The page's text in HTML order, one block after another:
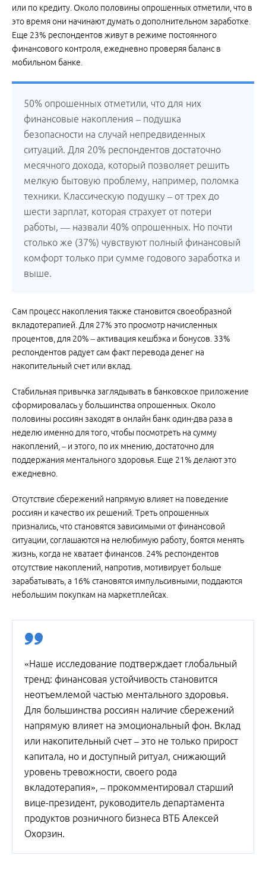
или по кредиту. Около половины опрошенных отметили, что в
это время они начинают думать о дополнительном заработке.
Еще 23% респондентов живут в режиме постоянного
финансового контроля, ежедневно проверяя баланс в
мобильном банке.
50% опрошенных отметили, что для них
финансовые накопления – подушка
безопасности на случай непредвиденных
ситуаций. Для 20% респондентов достаточно
месячного дохода, который позволяет решить
мелкую бытовую проблему, например, поломка
техники. Классическую подушку – от трех до
шести зарплат, которая страхует от потери
работы, — назвали 40% опрошенных. Но почти
столько же (37%) чувствуют полный финансовый
комфорт только при сумме годового заработка и
выше.
Сам процесс накопления также становится своеобразной
вкладотерапией. Для 27% это просмотр начисленных
процентов, для 20% – активация кешбэка и бонусов. 33%
респондентов радует сам факт перевода денег на
накопительный счет или вклад.
Стабильная привычка заглядывать в банковское приложение
сформировалась у большинства опрошенных. Около
половины россиян заходят в онлайн банк один-два раза в
неделю именно для того, чтобы посмотреть на сумму
накоплений, – и этого, по их мнению, достаточно для
поддержания ментального здоровья. Еще 21% делают это
ежедневно.
Отсутствие сбережений напрямую влияет на поведение
россиян и качество их решений. Треть опрошенных
признались, что становятся зависимыми от финансовой
ситуации, соглашаются на нелюбимую работу, боятся менять
жизнь, когда не хватает финансов. 24% респондентов
отсутствие накоплений, напротив, мотивирует больше
зарабатывать, а 16% становятся импульсивными, поддаются
небольшим покупкам на маркетплейсах.
«Наше исследование подтверждает глобальный
тренд: финансовая устойчивость становится
неотъемлемой частью ментального здоровья.
Для большинства россиян наличие сбережений
напрямую влияет на эмоциональный фон. Вклад
или накопительный счет – это не только прирост
капитала, но и доступный ритуал, снижающий
уровень тревожности, своего рода
вкладотерапия», – прокомментировал старший
вице-президент, руководитель департамента
продуктов розничного бизнеса ВТБ Алексей
Охорзин.